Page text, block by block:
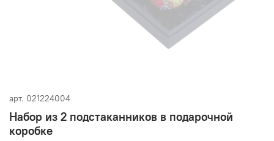
арт. 021224004
Набор из 2 подстаканников в подарочной
коробке